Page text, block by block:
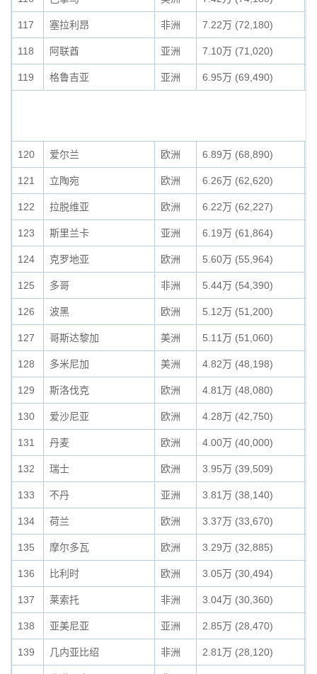
117 塞拉利昂 非洲 7.22万 (72,180)
118 阿联酋 亚洲 7.10万 (71,020)
119 格鲁吉亚 亚洲 6.95万 (69,490)
120 爱尔兰 欧洲 6.89万 (68,890)
121 立陶宛 欧洲 6.26万 (62,620)
122 拉脱维亚 欧洲 6.22万 (62,227)
123 斯里兰卡 亚洲 6.19万 (61,864)
124 克罗地亚 欧洲 5.60万 (55,964)
125 多哥 非洲 5.44万 (54,390)
126 波黑 欧洲 5.12万 (51,200)
127 哥斯达黎加 美洲 5.11万 (51,060)
128 多米尼加 美洲 4.82万 (48,198)
129 斯洛伐克 欧洲 4.81万 (48,080)
130 爱沙尼亚 欧洲 4.28万 (42,750)
131 丹麦 欧洲 4.00万 (40,000)
132 瑞士 欧洲 3.95万 (39,509)
133 不丹 亚洲 3.81万 (38,140)
134 荷兰 欧洲 3.37万 (33,670)
135 摩尔多瓦 欧洲 3.29万 (32,885)
136 比利时 欧洲 3.05万 (30,494)
137 莱索托 非洲 3.04万 (30,360)
138 亚美尼亚 亚洲 2.85万 (28,470)
139 几内亚比绍 非洲 2.81万 (28,120)